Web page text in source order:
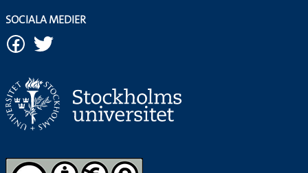
SOCIALA MEDIER